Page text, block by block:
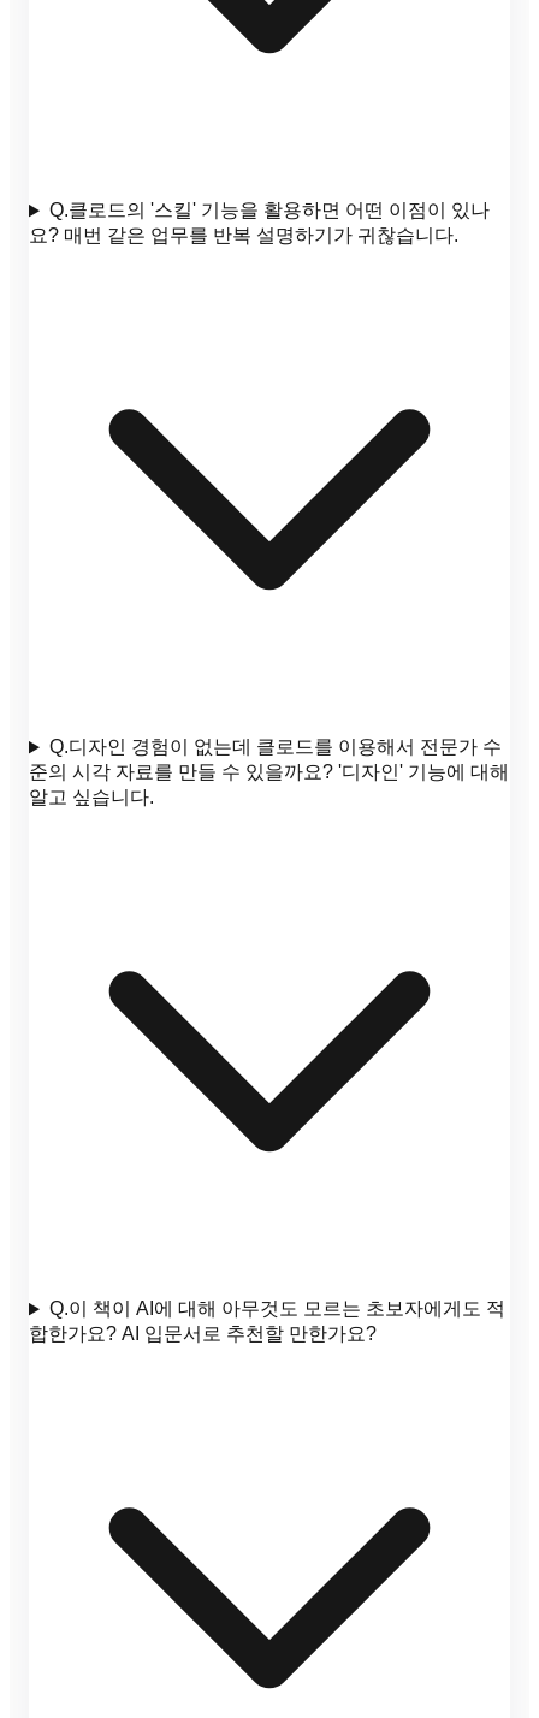
Q.클로드의 '스킬' 기능을 활용하면 어떤 이점이 있나
요? 매번 같은 업무를 반복 설명하기가 귀찮습니다.
Q.디자인 경험이 없는데 클로드를 이용해서 전문가 수
준의 시각 자료를 만들 수 있을까요? '디자인' 기능에 대해
알고 싶습니다.
Q.이 책이 AI에 대해 아무것도 모르는 초보자에게도 적
합한가요? AI 입문서로 추천할 만한가요?